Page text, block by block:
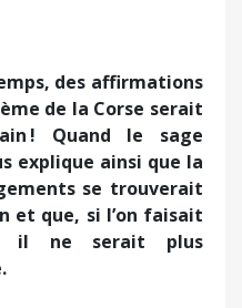
des affirmations
de la Corse serait
! Quand le sage
explique ainsi que la
se trouverait
et que, si l’on faisait
il ne serait plus